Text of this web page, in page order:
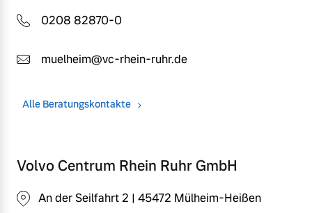
0208 82870-0
muelheim@vc-rhein-ruhr.de
Alle Beratungskontakte
Volvo Centrum Rhein Ruhr GmbH
An der Seilfahrt 2 | 45472 Mülheim-Heißen